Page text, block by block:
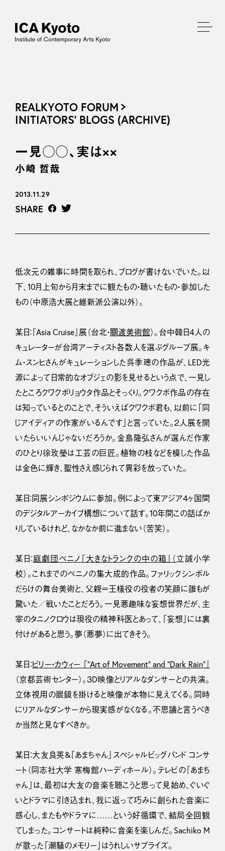
REALKYOTO FORUM
INITIATORS’ BLOGS (ARCHIVE)
一見○○、実は××
小崎 哲哉
2013.11.29
SHARE
低次元の雑事に時間を取られ、ブログが書けないでいた。以
下、10月上旬から月末までに観たもの・聴いたもの・参加した
もの（中原浩大展と維新派公演以外）。
某日：『Asia Cruise』展（台北・關渡美術館）。台中韓日４人の
キュレーターが台湾アーティスト各数人を選ぶグループ展。キ
ム・スンヒさんがキュレーションした呉季璁の作品が、LED光
源によって日常的なオブジェの影を見せるという点で、一見し
たところクワクボリョウタ作品とそっくり。クワクボ作品の存在
は知っているとのことで、そういえばクワクボ君も、以前に「同
じアイディアの作家がいるんです」と言っていた。２人展を開
いたらいいんじゃないだろうか。金島隆弘さんが選んだ作家
のひとり徐玫瑩は工芸の巨匠。植物の枝などを模した作品
は金色に輝き、聖性さえ感じられて異彩を放っていた。
某日：同展シンポジウムに参加。例によって東アジア４ヶ国間
のデジタルアーカイブ構想について話す。10年間この話ばか
りしているけれど、なかなか前に進まない（苦笑）。
某日：庭劇団ペニノ『大きなトランクの中の箱』（立誠小学
校）。これまでのペニノの集大成的作品。ファリックシンボル
だらけの舞台美術と、父親＝王様役の役者の笑顔に誰もが
驚いた／戦いたことだろう。一見悪趣味な妄想世界だが、主
宰のタニノクロウは現役の精神科医とあって、「妄想」には裏
付けがあると思う。夢（悪夢）に出てきそう。
某日：ビリー・カウィー 『”Art of Movement” and “Dark Rain”』
（京都芸術センター）。３D映像とリアルなダンサーとの共演。
立体視用の眼鏡を掛けると映像が本物に見えてくる。同時
にリアルなダンサーから現実感がなくなる。不思議と言うべき
か当然と見なすべきか。
某日：大友良英&「あまちゃん」スペシャルビッグバンド コンサ
ート（同志社大学 寒梅館ハーディホール）。テレビの「あまち
ゃん」は、最初は大友の音楽を聴こうと思って見始め、ぐいぐ
いとドラマに引き込まれ、我に返って巧みに創られた音楽に
感心し、またもやドラマに……という好循環で、結局全回観
てしまった。コンサートは純粋に音楽を楽しんだ。Sachiko M
が歌った「潮騒のメモリー」はうれしいサプライズ。